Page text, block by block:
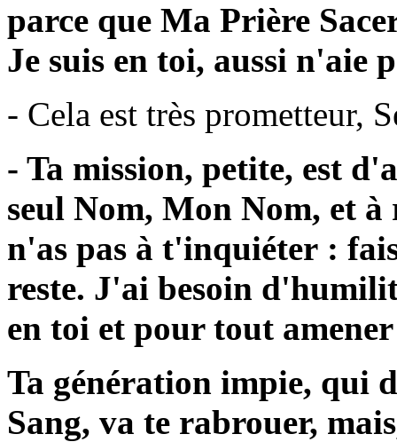
parce que Ma Prière
Je suis en toi, aussi n'aie
- Cela est très prometteur,
- Ta mission, petite, est
seul Nom, Mon Nom, et
n'as pas à t'inquiéter :
reste. J'ai besoin
en toi et pour tout
Ta génération impie, qui
Sang, va te rabrouer,